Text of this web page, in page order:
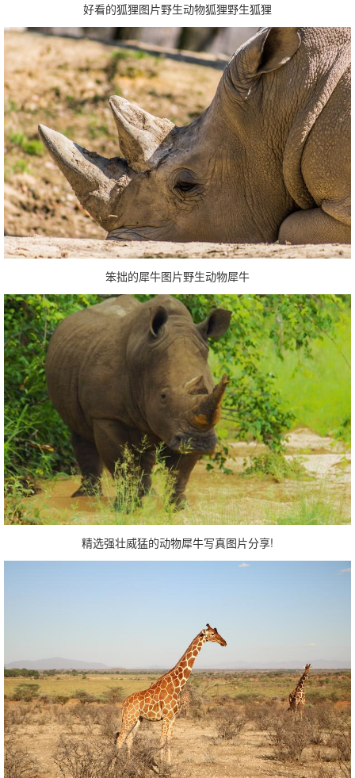
好看的狐狸图片野生动物狐狸野生狐狸
笨拙的犀牛图片野生动物犀牛
精选强壮威猛的动物犀牛写真图片分享!